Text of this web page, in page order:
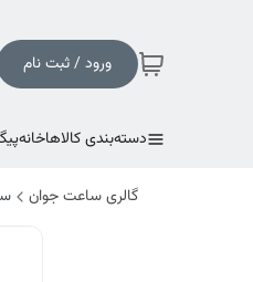
ورود / ثبت نام
دسته‌بندی کالاهاخانه
گالری ساعت جوان